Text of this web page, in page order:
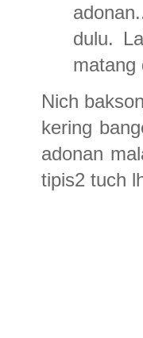
dulu.
matang
Nich
kering
adonan
tipis2 tuch